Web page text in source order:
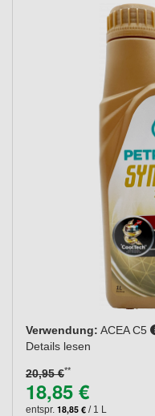
Verwendung: ACEA C5
Details lesen
20,95 €**
18,85 €
entspr. 18,85 € / 1 L